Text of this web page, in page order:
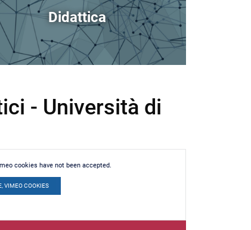
Didattica
- Università di
cookies have not been accepted.
VIMEO COOKIES